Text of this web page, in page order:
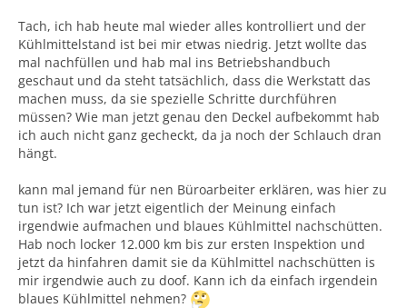
Tach, ich hab heute mal wieder alles kontrolliert und der
Kühlmittelstand ist bei mir etwas niedrig. Jetzt wollte das
mal nachfüllen und hab mal ins Betriebshandbuch
geschaut und da steht tatsächlich, dass die Werkstatt das
machen muss, da sie spezielle Schritte durchführen
müssen? Wie man jetzt genau den Deckel aufbekommt hab
ich auch nicht ganz gecheckt, da ja noch der Schlauch dran
hängt.
kann mal jemand für nen Büroarbeiter erklären, was hier zu
tun ist? Ich war jetzt eigentlich der Meinung einfach
irgendwie aufmachen und blaues Kühlmittel nachschütten.
Hab noch locker 12.000 km bis zur ersten Inspektion und
jetzt da hinfahren damit sie da Kühlmittel nachschütten is
mir irgendwie auch zu doof. Kann ich da einfach irgendein
blaues Kühlmittel nehmen?